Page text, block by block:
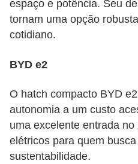
espaço e potência. Seu
tornam uma opção
cotidiano.
BYD e2
O hatch compacto BYD
autonomia a um custo
uma excelente entrada
elétricos para quem
sustentabilidade.